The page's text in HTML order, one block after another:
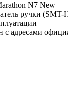
N7 New
ручки (SMT-
с адресами